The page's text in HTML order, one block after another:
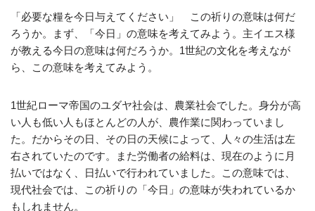
「必要な糧を今日与えてください」 この祈りの意味は何だ
ろうか。まず、「今日」の意味を考えてみよう。主イエス様
が教える今日の意味は何だろうか。1世紀の文化を考えなが
ら、この意味を考えてみよう。
1世紀ローマ帝国のユダヤ社会は、農業社会でした。身分が高
い人も低い人もほとんどの人が、農作業に関わっていまし
た。だからその日、その日の天候によって、人々の生活は左
右されていたのです。また労働者の給料は、現在のように月
払いではなく、日払いで行われていました。この意味では、
現代社会では、この祈りの「今日」の意味が失われているか
もしれません。